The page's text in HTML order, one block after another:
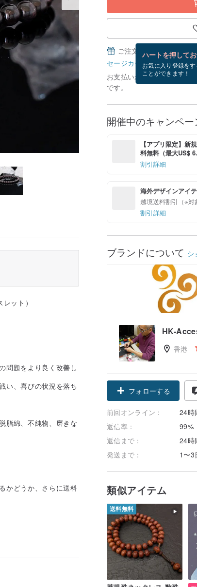
ハートを押して
お気に入り登録を
ことができます！
ご注文完了後、無料で
セージカードとは？
お支払いが確認できてから
です。
開催中のキャンペー
【アプリ限定】新
料無料（最大US$
割引詳細
海外デザインアイ
越境送料割引（※対
割引詳細
ブランドについて シ
HK-
香港
フォローする
前回オンライン：
24時
返信率：
99%
返信まで：
24時
発送まで：
1〜3
類似アイテム
送料無料
ット）
問題をより良く改善し
い、喜びの状況を落ち
脂綿、不純物、磨きな
かどうか、さらに送料